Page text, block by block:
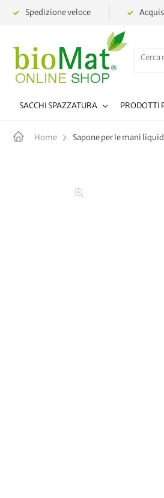
Spedizione veloce
SACCHI SPAZZATURA PRODOTTI
Home Sapone per le mani